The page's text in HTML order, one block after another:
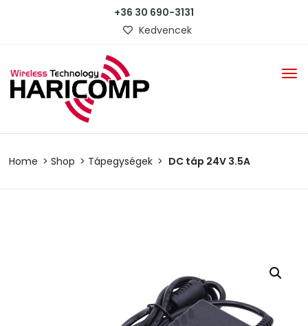
+36 30 690-3131
Kedvencek
Home Shop Tápegységek DC táp 24V 3.5A